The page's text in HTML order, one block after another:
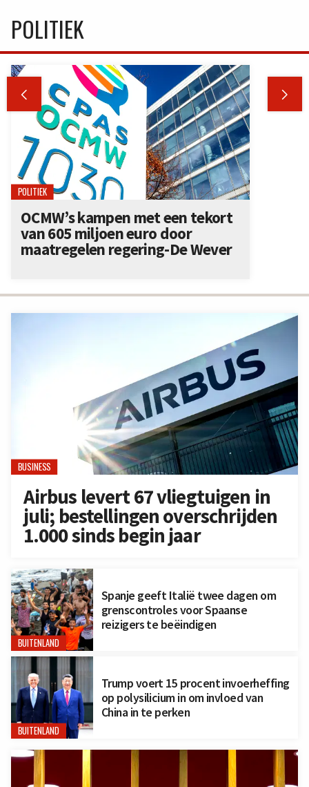
BUSINESS
Airbus levert 67 vliegtuigen in
juli; bestellingen overschrijden
1.000 sinds begin jaar
BUITENLAND
Spanje geeft Italië twee dagen om
grenscontroles voor Spaanse
reizigers te beëindigen
BUITENLAND
Trump voert 15 procent invoerheffing
op polysilicium in om invloed van
China in te perken
POLITIEK
 
POLITIEK
OCMW’s kampen met een tekort
van 605 miljoen euro door
maatregelen regering-De Wever